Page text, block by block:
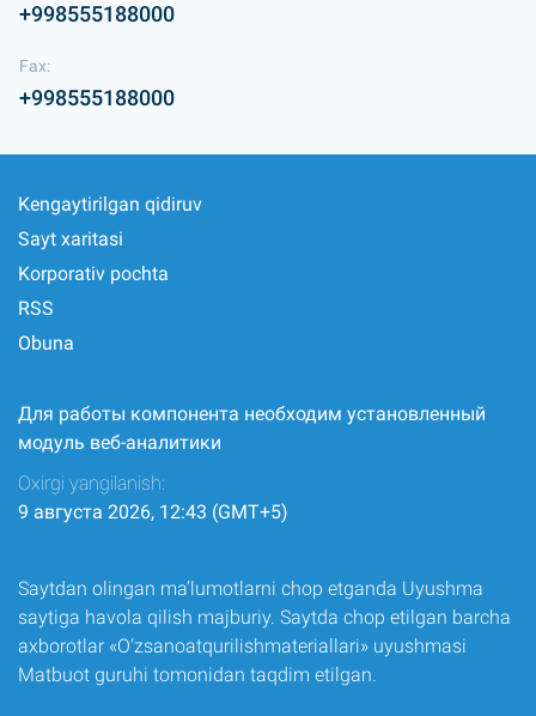
+998555188000
Fax:
+998555188000
Kengaytirilgan qidiruv
Sayt xaritasi
Korporativ pochta
RSS
Obuna
Для работы компонента необходим установленный
модуль веб-аналитики
Oxirgi yangilanish:
9 августа 2026, 12:43 (GMT+5)
Saytdan olingan ma’lumotlarni chop etganda Uyushma
saytiga havola qilish majburiy. Saytda chop etilgan barcha
axborotlar «O‘zsanoatqurilishmateriallari» uyushmasi
Matbuot guruhi tomonidan taqdim etilgan.